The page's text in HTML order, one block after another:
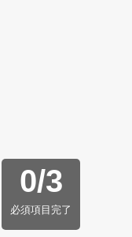
0/3
必須項目完了